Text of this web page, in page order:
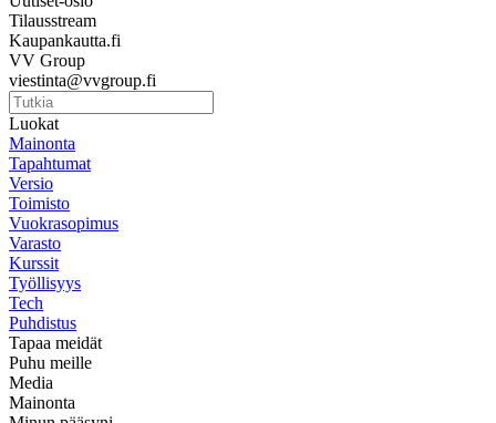
Tilausstream
Kaupankautta.fi
VV Group
viestinta@vvgroup.fi
Luokat
Mainonta
Tapahtumat
Versio
Toimisto
Vuokrasopimus
Varasto
Kurssit
Työllisyys
Tech
Puhdistus
Tapaa meidät
Puhu meille
Media
Mainonta